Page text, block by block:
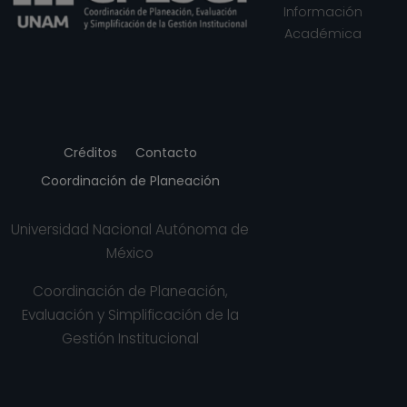
Créditos
Contacto
Coordinación de Planeación
Universidad Nacional Autónoma de
México
Coordinación de Planeación,
Evaluación y Simplificación de la
Gestión Institucional
Información
Académica